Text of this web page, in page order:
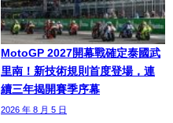
MotoGP 2027開幕戰確定泰國武
里南！新技術規則首度登場，連
續三年揭開賽季序幕
2026 年 8 月 5 日